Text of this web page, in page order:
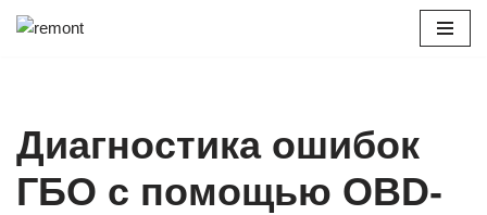
Диагностика ошибок
ГБО с помощью OBD-